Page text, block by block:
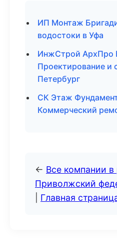
ИП Монтаж
водостоки в Уфа
ИнжСтрой АрхПро
Проектирование и
Петербург
СК Этаж
Коммерческий
← Все компании в
Приволжский
Главная